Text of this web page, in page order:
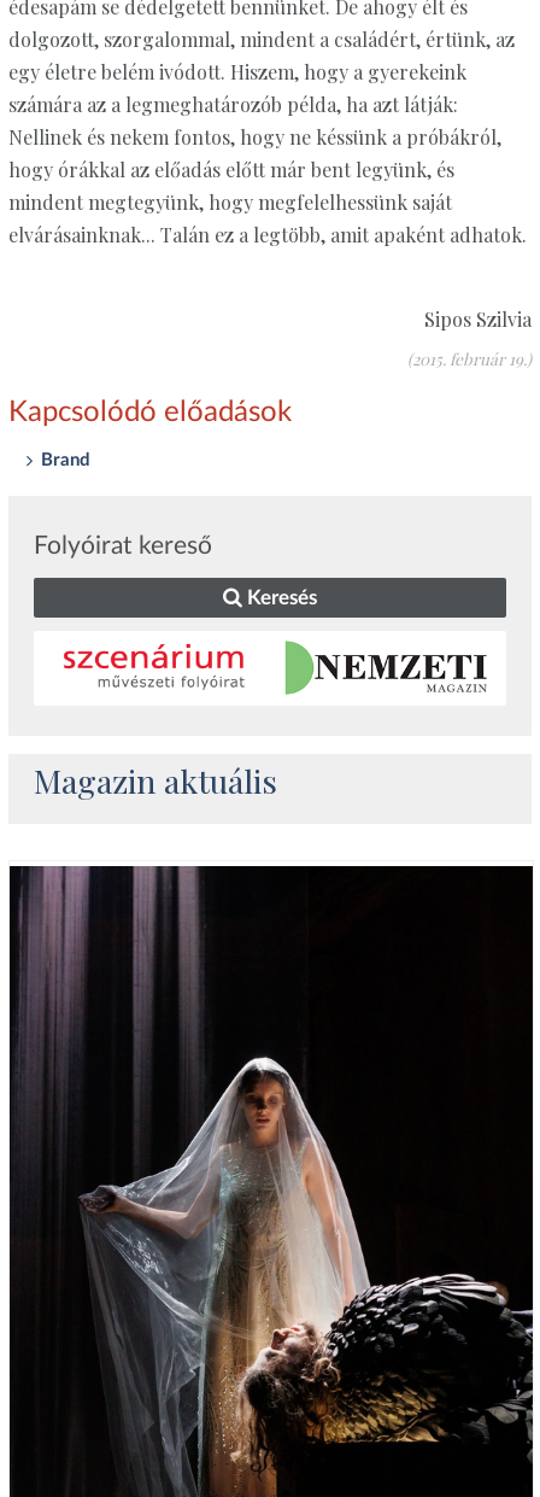
édesapám se dédelgetett bennünket. De ahogy élt és
dolgozott, szorgalommal, mindent a családért, értünk, az
egy életre belém ivódott. Hiszem, hogy a gyerekeink
számára az a legmeghatározób példa, ha azt látják:
Nellinek és nekem fontos, hogy ne késsünk a próbákról,
hogy órákkal az előadás előtt már bent legyünk, és
mindent megtegyünk, hogy megfelelhessünk saját
elvárásainknak... Talán ez a legtöbb, amit apaként adhatok.
Sipos Szilvia
(2015. február 19.)
Kapcsolódó előadások
Brand
Folyóirat kereső
Keresés
Magazin aktuális